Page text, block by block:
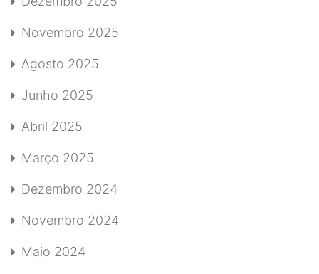
Novembro 2025
Agosto 2025
Junho 2025
Abril 2025
Março 2025
Dezembro 2024
Novembro 2024
Maio 2024